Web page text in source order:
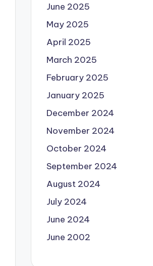
June 2025
May 2025
April 2025
March 2025
February 2025
January 2025
December 2024
November 2024
October 2024
September 2024
August 2024
July 2024
June 2024
June 2002